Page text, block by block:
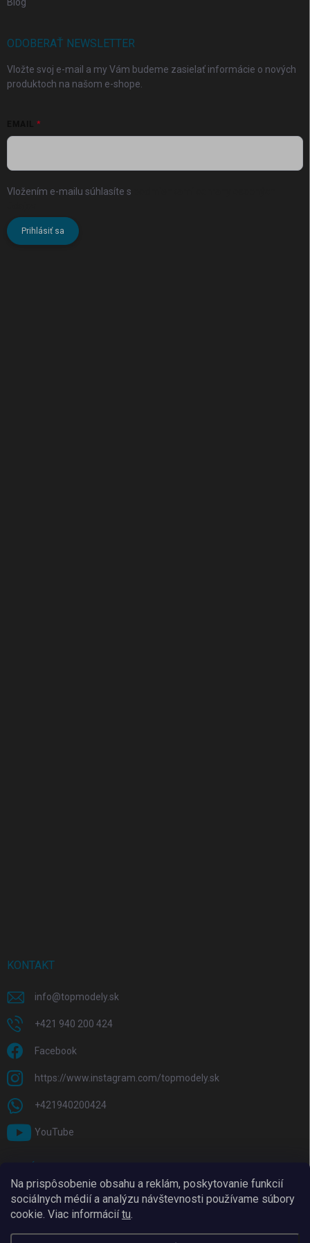
Na prispôsobenie obsahu a reklám, poskytovanie funkcií
sociálnych médií a analýzu návštevnosti používame súbory
cookie. Viac informáciítu.
ODOBERAŤ NEWSLETTER
Vložte svoj e-mail a my Vám budeme zasielať informácie o nových
produktoch na našom e-shope.
Vložením e-mailu súhlasíte s
Prihlásiť sa
KONTAKT
info@topmodely.sk
+421 940 200 424
Facebook
https://www.instagram.com/topmodely.sk
+421940200424
YouTube